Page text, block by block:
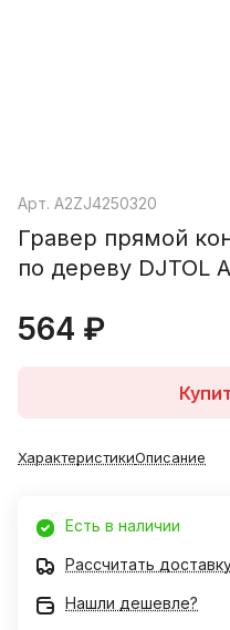
Арт. A2ZJ4250320
Гравер прямой
по дереву DJTOL
564 ₽
ХарактеристикиОписание
Есть в наличии
Рассчитать
Нашли дешевле?